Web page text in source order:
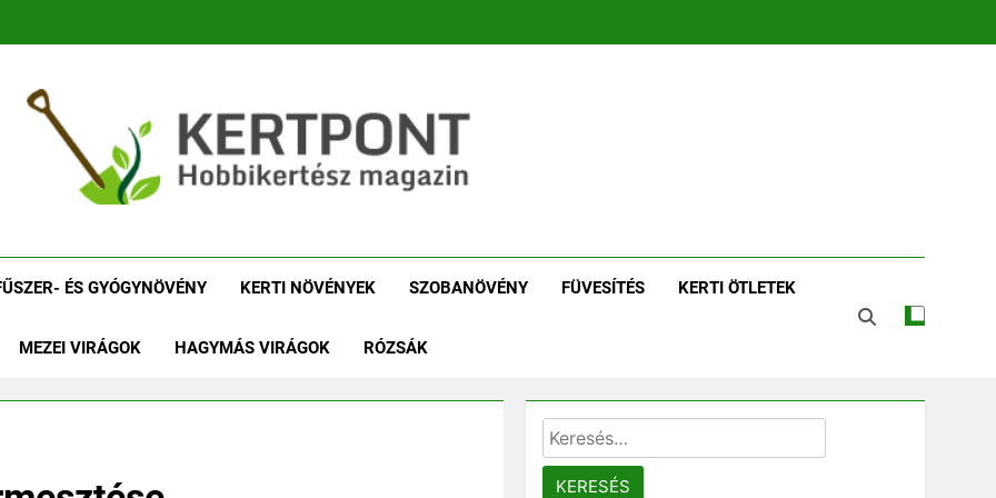
Növényhatározó
ÉS GYÓGYNÖVÉNY KERTI NÖVÉNYEK SZOBANÖVÉNY FÜVESÍTÉS KERTI ÖTLETEK
MEZEI VIRÁGOK HAGYMÁS VIRÁGOK RÓZSÁK
Keresés: